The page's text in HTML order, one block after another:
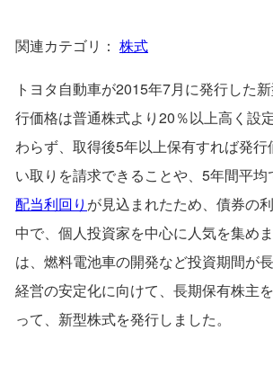
関連カテゴリ： 株式
トヨタ自動車が2015年7月に発行した
行価格は普通株式より20％以上高く設
わらず、取得後5年以上保有すれば発
い取りを請求できることや、5年間平均
配当利回り が見込まれたため、債券の
中で、個人投資家を中心に人気を集め
は、燃料電池車の開発など投資期間が長
経営の安定化に向けて、長期保有株主
って、新型株式を発行しました。